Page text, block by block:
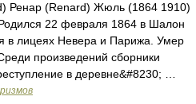
Ренар (Renard) Жюль (1864 1910)
22 февраля 1864 в Шалон
в лицеях Невера и Парижа. Умер
произведений сборники
в деревне&#8230; …